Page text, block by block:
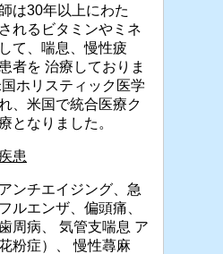
は30年以上にわた
れるビタミンやミネ
て、喘息、慢性疲
者を 治療しておりま
ホリスティック医学
、米国で統合医療ク
となりました。
患
ンチエイジング、急
ルエンザ、偏頭痛、
周病、 気管支喘息 ア
粉症）、 慢性蕁麻